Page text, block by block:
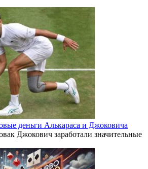
деньги Алькараса и Джоковича
Джокович заработали значительные